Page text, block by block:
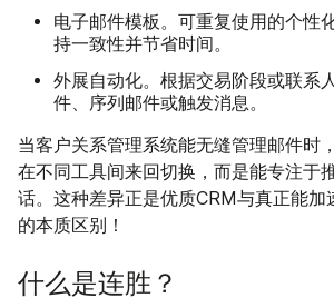
电子邮件模板 。可重复使用的个性
持一致性并节省时间。
外展自动化。根据交易阶段或联系
件、序列邮件或触发消息。
当客户关系管理系统能无缝管理邮件时
在不同工具间来回切换，而是能专注于
话。这种差异正是优质CRM与真正能加
的本质区别！
什么是连胜？